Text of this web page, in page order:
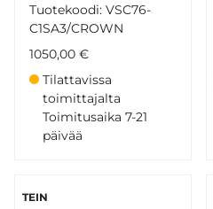
Tuotekoodi: VSC76-
C1SA3/CROWN
1050,00 €
Tilattavissa
toimittajalta
Toimitusaika 7-21
päivää
TEIN